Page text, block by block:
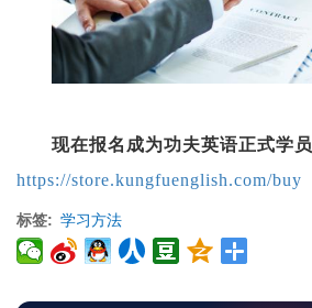
现在报名成为功夫英语正式学员
https://store.kungfuenglish.com/buy
标签 学习方法